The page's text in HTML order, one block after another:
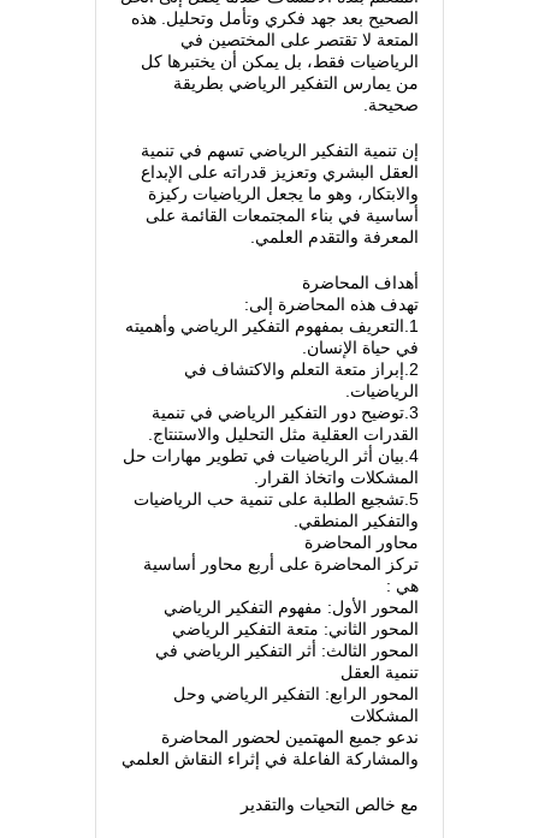
الصحيح بعد جهد فكري وتأمل وتحليل. هذه
المتعة لا تقتصر على المختصين في
الرياضيات فقط، بل يمكن أن يختبرها كل
من يمارس التفكير الرياضي بطريقة
صحيحة.
إن تنمية التفكير الرياضي تسهم في تنمية
العقل البشري وتعزيز قدراته على الإبداع
والابتكار، وهو ما يجعل الرياضيات ركيزة
أساسية في بناء المجتمعات القائمة على
المعرفة والتقدم العلمي.
أهداف المحاضرة
تهدف هذه المحاضرة إلى:
1.التعريف بمفهوم التفكير الرياضي وأهميته
في حياة الإنسان.
2.إبراز متعة التعلم والاكتشاف في
الرياضيات.
3.توضيح دور التفكير الرياضي في تنمية
القدرات العقلية مثل التحليل والاستنتاج.
4.بيان أثر الرياضيات في تطوير مهارات حل
المشكلات واتخاذ القرار.
5.تشجيع الطلبة على تنمية حب الرياضيات
والتفكير المنطقي.
محاور المحاضرة
تركز المحاضرة على أربع محاور أساسية
هي :
المحور الأول: مفهوم التفكير الرياضي
المحور الثاني: متعة التفكير الرياضي
المحور الثالث: أثر التفكير الرياضي في
تنمية العقل
المحور الرابع: التفكير الرياضي وحل
المشكلات
ندعو جميع المهتمين لحضور المحاضرة
والمشاركة الفاعلة في إثراء النقاش العلمي
مع خالص التحيات والتقدير